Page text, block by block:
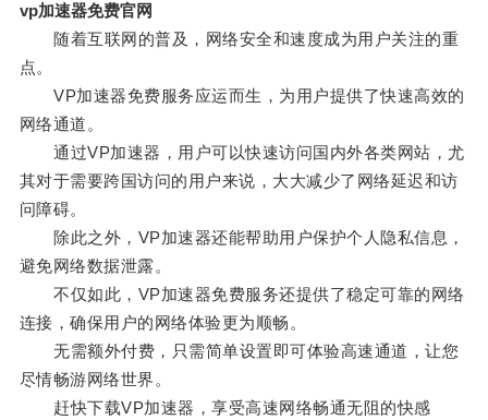
vp加速器免费官网
随着互联网的普及，网络安全和速度成为用户关注的重
点。
VP加速器免费服务应运而生，为用户提供了快速高效的
网络通道。
通过VP加速器，用户可以快速访问国内外各类网站，尤
其对于需要跨国访问的用户来说，大大减少了网络延迟和访
问障碍。
除此之外，VP加速器还能帮助用户保护个人隐私信息，
避免网络数据泄露。
不仅如此，VP加速器免费服务还提供了稳定可靠的网络
连接，确保用户的网络体验更为顺畅。
无需额外付费，只需简单设置即可体验高速通道，让您
尽情畅游网络世界。
赶快下载VP加速器，享受高速网络畅通无阻的快感